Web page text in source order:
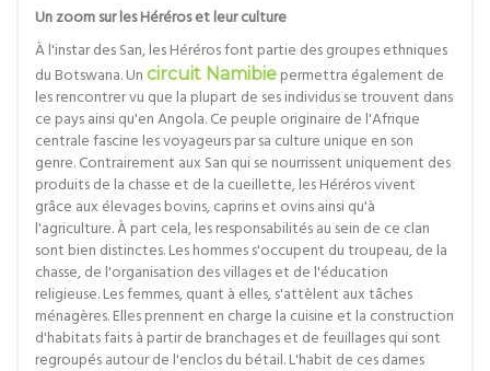
Un zoom sur les Héréros et leur culture
À l'instar des San, les Héréros font partie des groupes ethniques
du Botswana. Un circuit Namibie permettra également de
les rencontrer vu que la plupart de ses individus se trouvent dans
ce pays ainsi qu'en Angola. Ce peuple originaire de l'Afrique
centrale fascine les voyageurs par sa culture unique en son
genre. Contrairement aux San qui se nourrissent uniquement des
produits de la chasse et de la cueillette, les Héréros vivent
grâce aux élevages bovins, caprins et ovins ainsi qu'à
l'agriculture. À part cela, les responsabilités au sein de ce clan
sont bien distinctes. Les hommes s'occupent du troupeau, de la
chasse, de l'organisation des villages et de l'éducation
religieuse. Les femmes, quant à elles, s'attèlent aux tâches
ménagères. Elles prennent en charge la cuisine et la construction
d'habitats faits à partir de branchages et de feuillages qui sont
regroupés autour de l'enclos du bétail. L'habit de ces dames